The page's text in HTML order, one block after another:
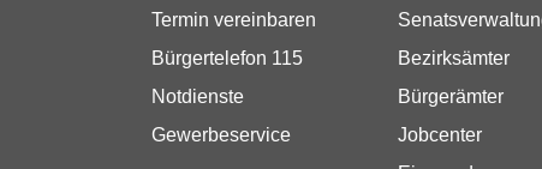
Termin vereinbaren
Bürgertelefon 115
Notdienste
Gewerbeservice
Bezirksämter
Bürgerämter
Jobcenter